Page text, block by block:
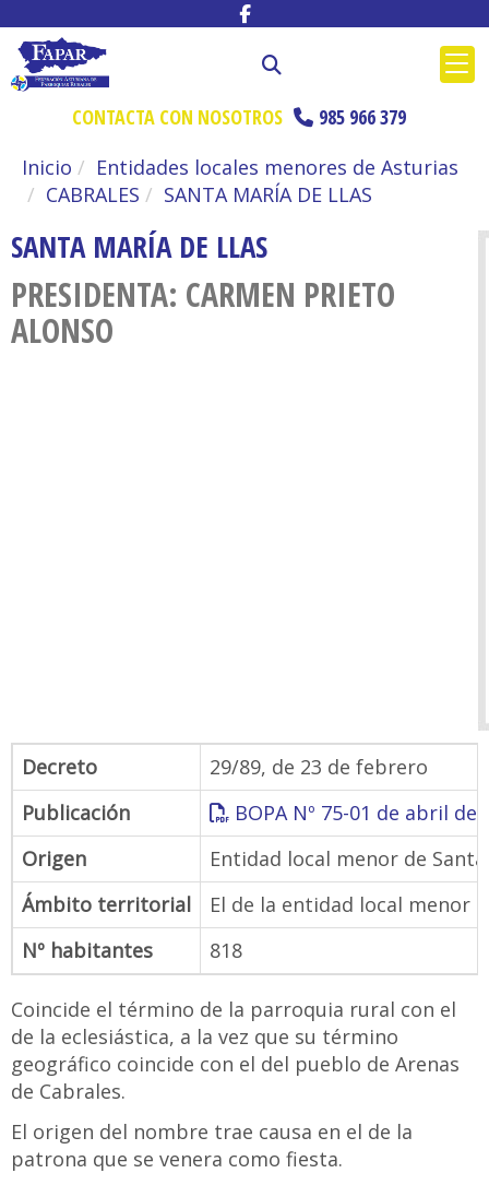
CONTACTA CON NOSOTROS
985 966 379
Inicio
Entidades locales menores de Asturias
CABRALES
SANTA MARÍA DE LLAS
SANTA MARÍA DE LLAS
PRESIDENTA: CARMEN PRIETO
ALONSO
Decreto
29/89, de 23 de febrero
Publicación
BOPA Nº 75-01 de abril
Origen
Entidad local menor de
Ámbito territorial
El de la entidad local menor
Nº habitantes
818
Coincide el término de la parroquia rural con el
de la eclesiástica, a la vez que su término
geográfico coincide con el del pueblo de Arenas
de Cabrales.
El origen del nombre trae causa en el de la
patrona que se venera como fiesta.